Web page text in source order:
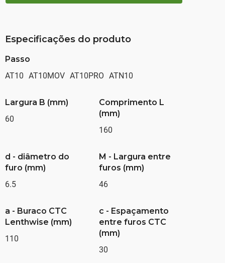
Especificações do produto
Passo
AT10 AT10MOV AT10PRO ATN10
Largura B (mm)
60
Comprimento L
(mm)
160
d - diâmetro do
furo (mm)
6.5
M - Largura entre
furos (mm)
46
a - Buraco CTC
Lenthwise (mm)
110
c - Espaçamento
entre furos CTC
(mm)
30